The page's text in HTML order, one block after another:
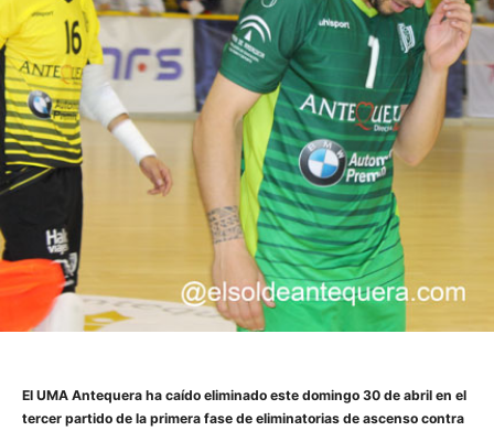
El UMA Antequera ha caído eliminado este domingo 30 de abril en el
tercer partido de la primera fase de eliminatorias de ascenso contra